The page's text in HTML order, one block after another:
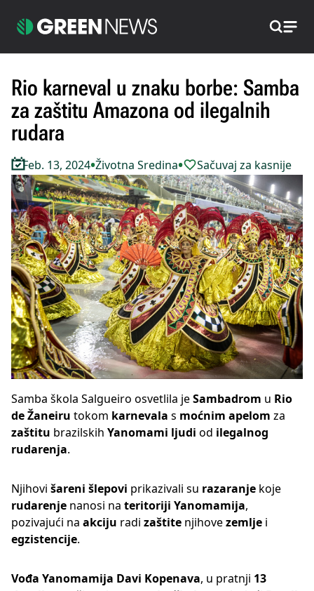
Pretraži
Rio karneval u znaku borbe: Samba
za zaštitu Amazona od ilegalnih
rudara
Feb. 13, 2024•Životna Sredina• Sačuvaj za kasnije
Samba škola Salgueiro osvetlila jeSambadrom u Rio
de Žaneiru tokom karnevala s moćnim apelom za
zaštitu brazilskih Yanomami ljudi od ilegalnog
rudarenja.
Njihovi šareni šlepovi prikazivali su razaranje koje
rudarenje nanosi na teritoriji Yanomamija,
pozivajući na akciju radi zaštite njihovezemlje i
egzistencije.
Vođa Yanomamija Davi Kopenava, u pratnji 13